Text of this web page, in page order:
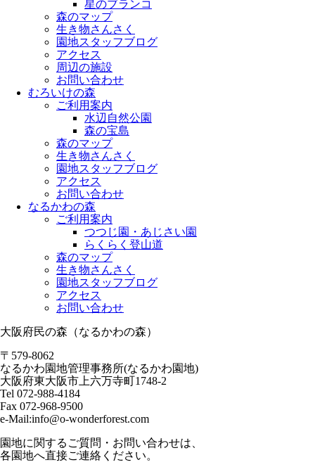
星のブランコ
森のマップ
生き物さんさく
園地スタッフブログ
アクセス
周辺の施設
お問い合わせ
むろいけの森
ご利用案内
水辺自然公園
森の宝島
森のマップ
生き物さんさく
園地スタッフブログ
アクセス
お問い合わせ
なるかわの森
ご利用案内
つつじ園・あじさい園
らくらく登山道
森のマップ
生き物さんさく
園地スタッフブログ
アクセス
お問い合わせ
大阪府民の森（なるかわの森）
〒579-8062
なるかわ園地管理事務所(なるかわ園地)
大阪府東大阪市上六万寺町1748-2
Tel 072-988-4184
Fax 072-968-9500
e-Mail:info@o-wonderforest.com
園地に関するご質問・お問い合わせは、
各園地へ直接ご連絡ください。